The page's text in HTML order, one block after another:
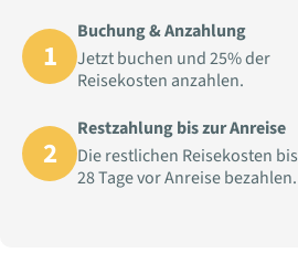
1
Buchung & Anzahlung
Jetzt buchen und 25% der
Reisekosten anzahlen.
2
Restzahlung bis zur Anreise
Die restlichen Reisekosten bis
28 Tage vor Anreise bezahlen.